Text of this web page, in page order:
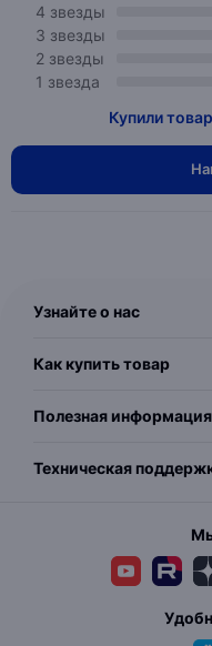
4 звезды
3 звезды
2 звезды
1 звезда
Купили
Узнайте о нас
Как купить товар
Полезная информация
Техническая